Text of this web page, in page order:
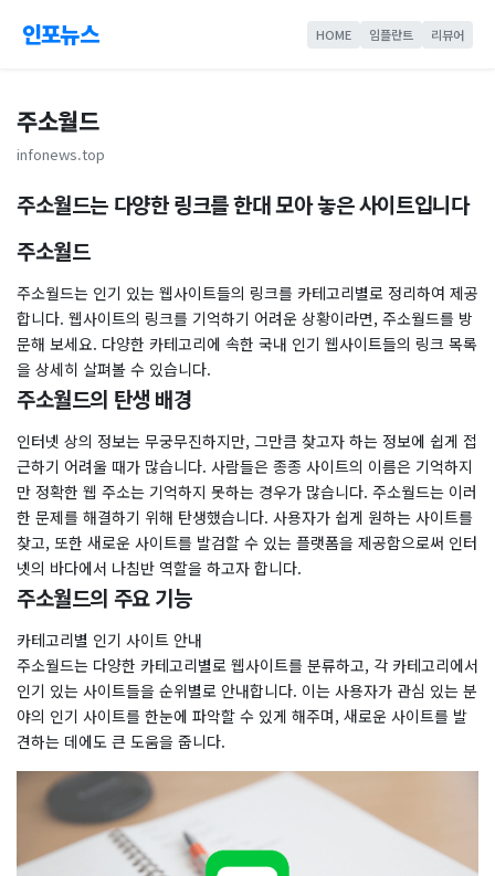
인포뉴스 HOME 임플란트 리뷰어
주소월드
infonews.top
주소월드는 다양한 링크를 한대 모아 놓은 사이트입니다
주소월드
주소월드는 인기 있는 웹사이트들의 링크를 카테고리별로 정리하여 제공
합니다. 웹사이트의 링크를 기억하기 어려운 상황이라면, 주소월드를 방
문해 보세요. 다양한 카테고리에 속한 국내 인기 웹사이트들의 링크 목록
을 상세히 살펴볼 수 있습니다.
주소월드의 탄생 배경
인터넷 상의 정보는 무궁무진하지만, 그만큼 찾고자 하는 정보에 쉽게 접
근하기 어려울 때가 많습니다. 사람들은 종종 사이트의 이름은 기억하지
만 정확한 웹 주소는 기억하지 못하는 경우가 많습니다. 주소월드는 이러
한 문제를 해결하기 위해 탄생했습니다. 사용자가 쉽게 원하는 사이트를
찾고, 또한 새로운 사이트를 발검할 수 있는 플랫폼을 제공함으로써 인터
넷의 바다에서 나침반 역할을 하고자 합니다.
주소월드의 주요 기능
카테고리별 인기 사이트 안내
주소월드는 다양한 카테고리별로 웹사이트를 분류하고, 각 카테고리에서
인기 있는 사이트들을 순위별로 안내합니다. 이는 사용자가 관심 있는 분
야의 인기 사이트를 한눈에 파악할 수 있게 해주며, 새로운 사이트를 발
견하는 데에도 큰 도움을 줍니다.